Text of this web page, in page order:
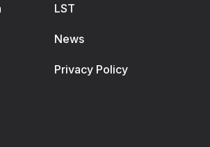
LST
News
Privacy Policy